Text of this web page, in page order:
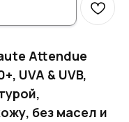
Attendue
UVA & UVB,
без масел и